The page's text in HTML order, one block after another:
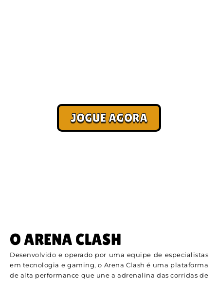
JOGUE AGORA
O ARENA CLASH
Desenvolvido e operado por uma equipe de especialistas
em tecnologia e gaming, o Arena Clash é uma plataforma
de alta performance que une a adrenalina das corridas de